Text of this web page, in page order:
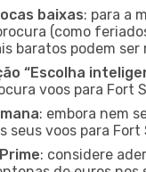
baixas: para a
(como
baratos podem ser
“Escolha
voos para Fort
: embora nem
seus voos para Fort
: considere